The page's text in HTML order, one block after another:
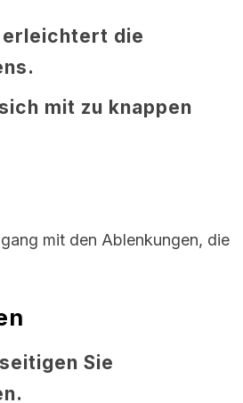
erleichtert die
mit zu knappen
mit den Ablenkungen, die
Sie